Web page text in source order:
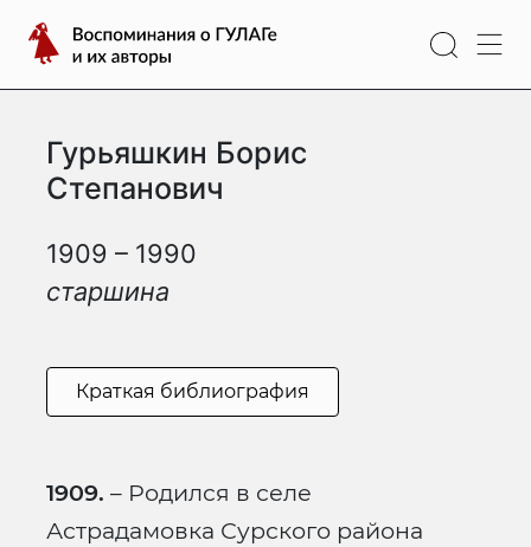
содержимому
Воспоминания
о
ГУЛАГе
их
авторы
Гурьяшкин Борис
Степанович
1909 – 1990
старшина
Краткая библиография
1909. – Родился в селе
Астрадамовка Сурского района